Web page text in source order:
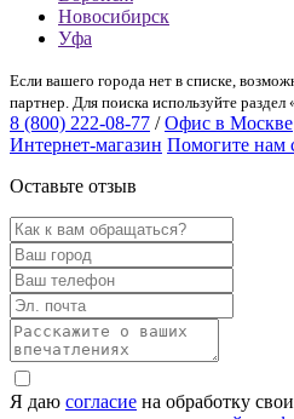
Новосибирск
Уфа
Если вашего города нет в списке,
партнер. Для поиска используйте раздел
8 (800) 222-08-77 / Офис в Москве
Интернет-магазин Помогите нам
Оставьте отзыв
Я даю согласие на обработку